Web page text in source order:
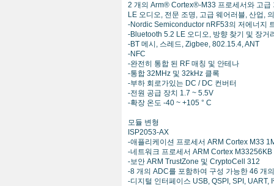
2 개의 Arm® Cortex®-M33 프로세서와 고
LE 오디오, 전문 조명, 고급 웨어러블, 산업,
-Nordic Semiconductor nRF53의 저에너지
-Bluetooth 5.2 LE 오디오, 방향 찾기 및 장거
-BT 메시, 스레드, Zigbee, 802.15.4, ANT
-NFC
-완전히 통합 된 RF 매칭 및 안테나
-통합 32MHz 및 32kHz 클록
-부하 회로가있는 DC / DC 컨버터
-전원 공급 장치 1.7 ~ 5.5V
-확장 온도 -40 ~ +105 ° C
모듈 변형
ISP2053-AX
-애플리케이션 프로세서 ARM Cortex M33
-네트워크 프로세서 ARM Cortex
-보안 ARM TrustZone 및 CryptoCell 312
-8 개의 ADC를 포함하여 구성 가능한 46 개
-디지털 인터페이스 USB, QSPI, SPI, UART,